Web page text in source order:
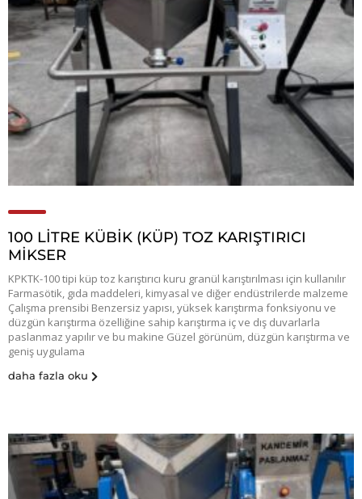
100 LİTRE KÜBİK (KÜP) TOZ KARIŞTIRICI
MİKSER
KPKTK-100 tipi küp toz karıştırıcı kuru granül karıştırılması için kullanılır
Farmasötik, gıda maddeleri, kimyasal ve diğer endüstrilerde malzeme
Çalışma prensibi Benzersiz yapısı, yüksek karıştırma fonksiyonu ve
düzgün karıştırma özelliğine sahip karıştırma iç ve dış duvarlarla
paslanmaz yapılır ve bu makine Güzel görünüm, düzgün karıştırma ve
geniş uygulama
daha fazla oku